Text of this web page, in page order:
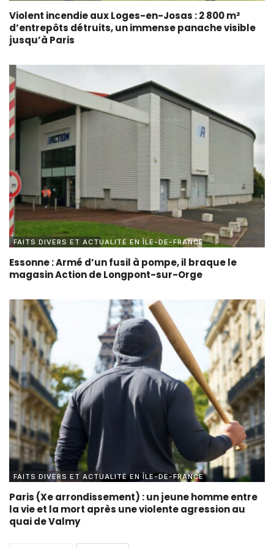
Violent incendie aux Loges-en-Josas : 2 800 m²
d’entrepôts détruits, un immense panache visible
jusqu’à Paris
FAITS DIVERS ET ACTUALITÉ EN ÎLE-DE-FRANCE
Essonne : Armé d’un fusil à pompe, il braque le
magasin Action de Longpont-sur-Orge
FAITS DIVERS ET ACTUALITÉ EN ÎLE-DE-FRANCE
Paris (Xe arrondissement) : un jeune homme entre
la vie et la mort après une violente agression au
quai de Valmy